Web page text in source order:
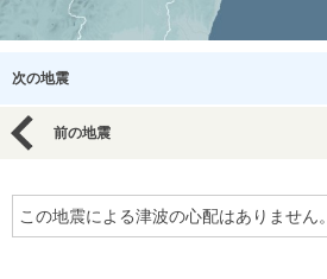
次の地震
前の地震
この地震による津波の心配はありません。